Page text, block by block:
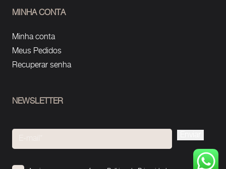
MINHA CONTA
Minha conta
Meus Pedidos
Recuperar senha
NEWSLETTER
leave